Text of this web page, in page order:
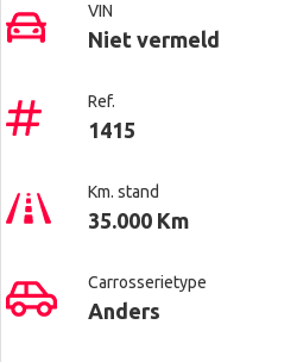
VIN
Niet vermeld
Ref.
1415
Km. stand
35.000 Km
Carrosserietype
Anders